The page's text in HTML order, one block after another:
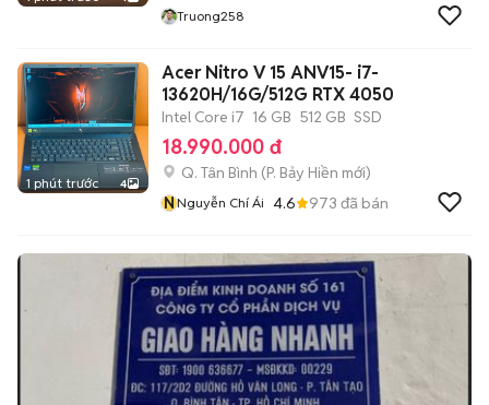
Truong258
1 phút trước 4
Acer Nitro V 15 ANV15- i7-
13620H/16G/512G RTX 4050
Intel Core i7 16 GB 512 GB SSD
18.990.000 đ
Q. Tân Bình (P. Bảy Hiền mới)
NNguyễn Chí Ái 4.6 973 đã bán